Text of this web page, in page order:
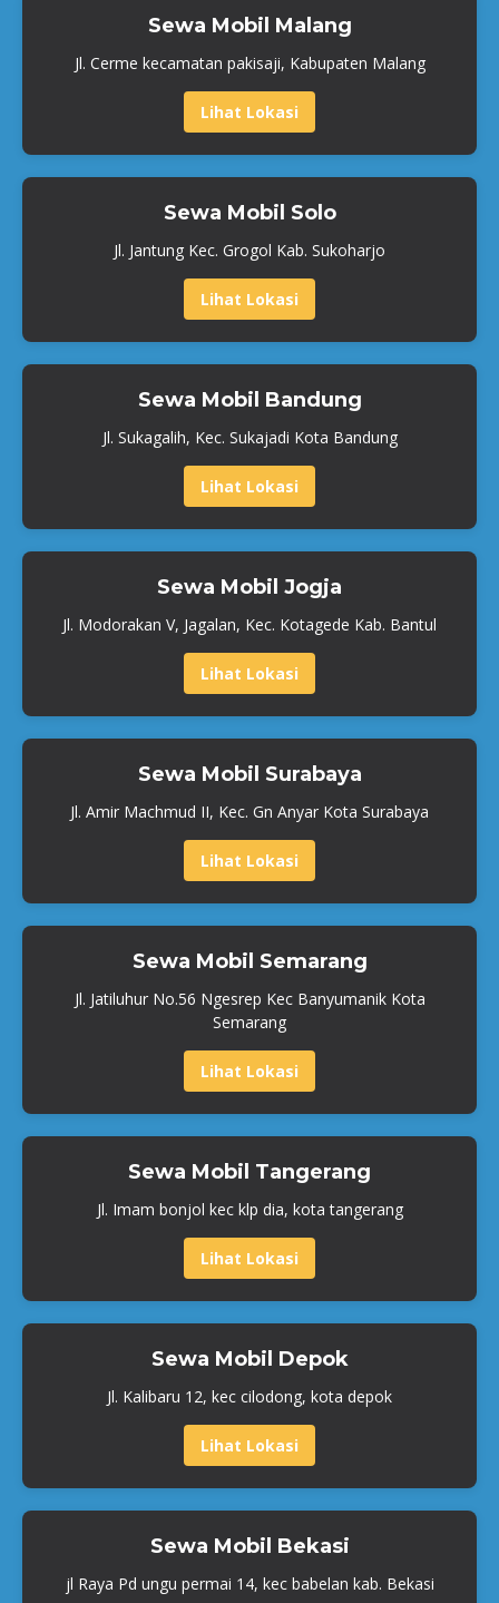
Sewa Mobil Malang
Jl. Cerme kecamatan pakisaji, Kabupaten Malang
Lihat Lokasi
Sewa Mobil Solo
Jl. Jantung Kec. Grogol Kab. Sukoharjo
Lihat Lokasi
Sewa Mobil Bandung
Jl. Sukagalih, Kec. Sukajadi Kota Bandung
Lihat Lokasi
Sewa Mobil Jogja
Jl. Modorakan V, Jagalan, Kec. Kotagede Kab. Bantul
Lihat Lokasi
Sewa Mobil Surabaya
Jl. Amir Machmud II, Kec. Gn Anyar Kota Surabaya
Lihat Lokasi
Sewa Mobil Semarang
Jl. Jatiluhur No.56 Ngesrep Kec Banyumanik Kota
Semarang
Lihat Lokasi
Sewa Mobil Tangerang
Jl. Imam bonjol kec klp dia, kota tangerang
Lihat Lokasi
Sewa Mobil Depok
Jl. Kalibaru 12, kec cilodong, kota depok
Lihat Lokasi
Sewa Mobil Bekasi
jl Raya Pd ungu permai 14, kec babelan kab. Bekasi